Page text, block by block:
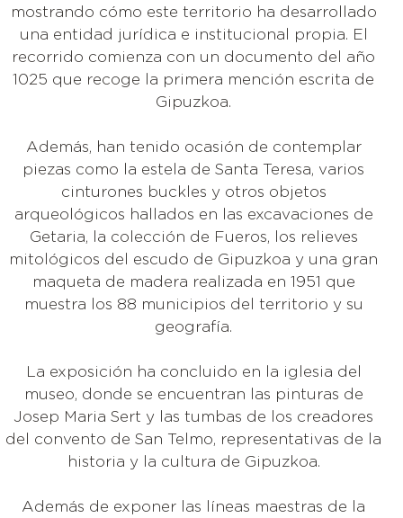
mostrando cómo este territorio ha desarrollado
una entidad jurídica e institucional propia. El
recorrido comienza con un documento del año
1025 que recoge la primera mención escrita de
Gipuzkoa.
Además, han tenido ocasión de contemplar
piezas como la estela de Santa Teresa, varios
cinturones buckles y otros objetos
arqueológicos hallados en las excavaciones de
Getaria, la colección de Fueros, los relieves
mitológicos del escudo de Gipuzkoa y una gran
maqueta de madera realizada en 1951 que
muestra los 88 municipios del territorio y su
geografía.
La exposición ha concluido en la iglesia del
museo, donde se encuentran las pinturas de
Josep Maria Sert y las tumbas de los creadores
del convento de San Telmo, representativas de la
historia y la cultura de Gipuzkoa.
Además de exponer las líneas maestras de la